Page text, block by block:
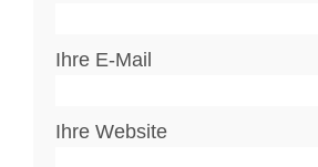
Ihre E-Mail
Ihre Website